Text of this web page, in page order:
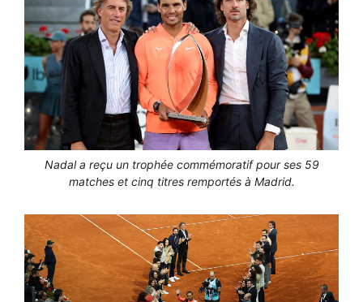
Nadal a reçu un trophée commémoratif pour ses 59
matches et cinq titres remportés à Madrid.